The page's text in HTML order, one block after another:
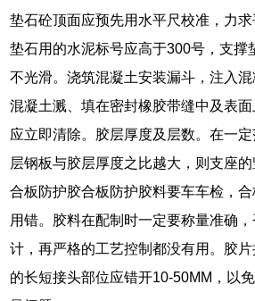
垫石砼顶面应预先用水平尺校准，力
垫石用的水泥标号应高于300号，支撑
不光滑。浇筑混凝土安装漏斗，注入
混凝土溅、填在密封橡胶带缝中及表
应立即清除。胶层厚度及层数。在一
层钢板与胶层厚度之比越大，则支座
合板防护胶合板防护胶料要车车检，
用错。胶料在配制时一定要称量准确
计，再严格的工艺控制都没有用。胶
的长短接头部位应错开10-50MM，以